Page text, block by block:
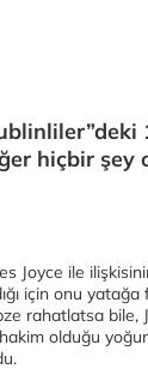
hiçbir şey
Joyce ile
için onu yatağa
rahatlatsa bile,
olduğu